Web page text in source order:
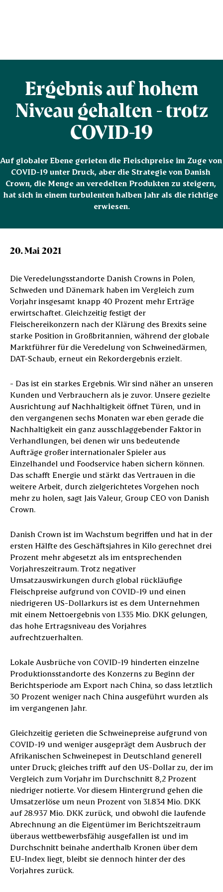
Ergebnis auf hohem
Niveau gehalten - trotz
COVID-19
Auf globaler Ebene gerieten die Fleischpreise im Zuge von
COVID-19 unter Druck, aber die Strategie von Danish
Crown, die Menge an veredelten Produkten zu steigern,
hat sich in einem turbulenten halben Jahr als die richtige
erwiesen.
20. Mai 2021
Die Veredelungsstandorte Danish Crowns in Polen,
Schweden und Dänemark haben im Vergleich zum
Vorjahr insgesamt knapp 40 Prozent mehr Erträge
erwirtschaftet. Gleichzeitig festigt der
Fleischereikonzern nach der Klärung des Brexits seine
starke Position in Großbritannien, während der globale
Marktführer für die Veredelung von Schweinedärmen,
DAT-Schaub, erneut ein Rekordergebnis erzielt.
- Das ist ein starkes Ergebnis. Wir sind näher an unseren
Kunden und Verbrauchern als je zuvor. Unsere gezielte
Ausrichtung auf Nachhaltigkeit öffnet Türen, und in
den vergangenen sechs Monaten war eben gerade die
Nachhaltigkeit ein ganz ausschlaggebender Faktor in
Verhandlungen, bei denen wir uns bedeutende
Aufträge großer internationaler Spieler aus
Einzelhandel und Foodservice haben sichern können.
Das schafft Energie und stärkt das Vertrauen in die
weitere Arbeit, durch zielgerichtetes Vorgehen noch
mehr zu holen, sagt Jais Valeur, Group CEO von Danish
Crown.
Danish Crown ist im Wachstum begriffen und hat in der
ersten Hälfte des Geschäftsjahres in Kilo gerechnet drei
Prozent mehr abgesetzt als im entsprechenden
Vorjahreszeitraum. Trotz negativer
Umsatzauswirkungen durch global rückläufige
Fleischpreise aufgrund von COVID-19 und einen
niedrigeren US-Dollarkurs ist es dem Unternehmen
mit einem Nettoergebnis von 1.335 Mio. DKK gelungen,
das hohe Ertragsniveau des Vorjahres
aufrechtzuerhalten.
Lokale Ausbrüche von COVID-19 hinderten einzelne
Produktionsstandorte des Konzerns zu Beginn der
Berichtsperiode am Export nach China, so dass letztlich
30 Prozent weniger nach China ausgeführt wurden als
im vergangenen Jahr.
Gleichzeitig gerieten die Schweinepreise aufgrund von
COVID-19 und weniger ausgeprägt dem Ausbruch der
Afrikanischen Schweinepest in Deutschland generell
unter Druck; gleiches trifft auf den US-Dollar zu, der im
Vergleich zum Vorjahr im Durchschnitt 8,2 Prozent
niedriger notierte. Vor diesem Hintergrund gehen die
Umsatzerlöse um neun Prozent von 31.834 Mio. DKK
auf 28.937 Mio. DKK zurück, und obwohl die laufende
Abrechnung an die Eigentümer im Berichtszeitraum
überaus wettbewerbsfähig ausgefallen ist und im
Durchschnitt beinahe anderthalb Kronen über dem
EU-Index liegt, bleibt sie dennoch hinter der des
Vorjahres zurück.